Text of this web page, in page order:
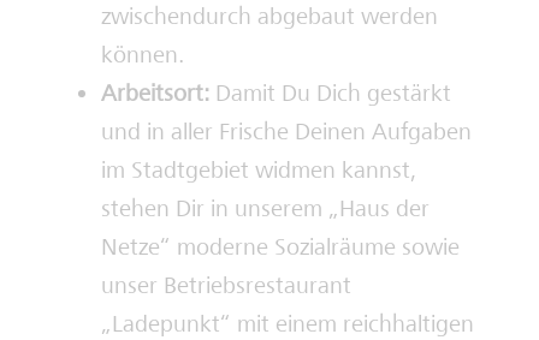
zwischendurch abgebaut werden
können.
Arbeitsort: Damit Du Dich gestärkt
und in aller Frische Deinen Aufgaben
im Stadtgebiet widmen kannst,
stehen Dir in unserem „Haus der
Netze“ moderne Sozialräume sowie
unser Betriebsrestaurant
„Ladepunkt“ mit einem reichhaltigen